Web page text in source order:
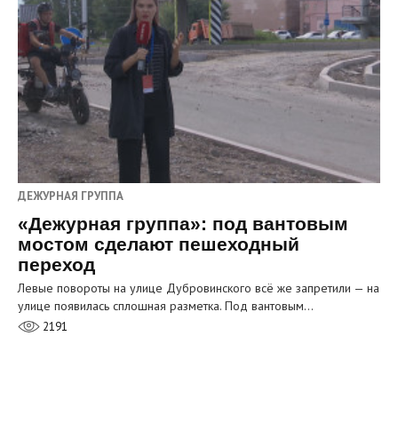
ДЕЖУРНАЯ ГРУППА
«Дежурная группа»: под вантовым
мостом сделают пешеходный
переход
Левые повороты на улице Дубровинского всё же запретили — на
улице появилась сплошная разметка. Под вантовым…
2191